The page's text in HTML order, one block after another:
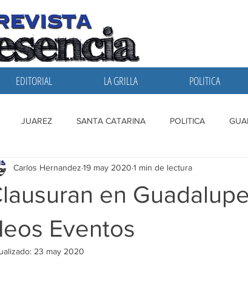
EDITORIAL LA GRILLA POLITICA
JUAREZ SANTA CATARINA POLITICA
SANTIAGO LA GRILLA SAN NICOLAS
en
Eventos
Carlos Hernandez 19 may 2020 1 min de lectura
23 may 2020